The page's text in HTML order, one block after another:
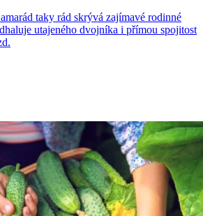
taky rád skrývá zajímavé rodinné
utajeného dvojníka i přímou spojitost